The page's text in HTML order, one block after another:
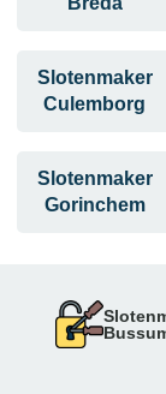
Slotenmaker
Culemborg
Slotenmaker
Gorinchem